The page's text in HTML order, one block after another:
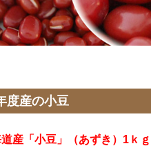
度産の小豆
産「小豆」（あずき）1ｋｇ